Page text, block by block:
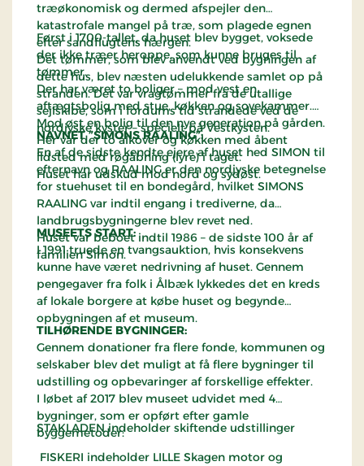
træøkonomisk og dermed afspejler den
katastrofale mangel på træ, som plagede egnen
efter sandflugtens hærgen.
Det tømmer, som blev anvendt ved bygningen af
dette hus, blev næsten udelukkende samlet op på
stranden. Det var vragtømmer fra de utallige
sejlskibe, som i fordums tid strandede ved de
nordjyske kyster – specielt på Vestkysten.
Først i 1700-tallet, da huset blev bygget, voksede
der ikke træer heroppe, som kunne bruges til
tømmer.
Der har været to boliger – mod vest en
aftægtsbolig med stue, køkken og sovekammer.
Mod øst en bolig til den nye generation på gården.
Her var der to alkover og køkken med åbent
ildsted med røgåbning (lyre) i taget.
Huset har udskud mod nord og sydøst.
NAVNET ”SIMONS RAALING”:
En af de sidste kendte ejere af huset hed SIMON til
efternavn og RAALING er den nordjyske betegnelse
for stuehuset til en bondegård, hvilket SIMONS
RAALING var indtil engang i trediverne, da
landbrugsbygningerne blev revet ned.
Huset var beboet indtil 1986 – de sidste 100 år af
familien Simon.
MUSEETS START:
I 1991 truede en tvangsauktion, hvis konsekvens
kunne have været nedrivning af huset. Gennem
pengegaver fra folk i Ålbæk lykkedes det en kreds
af lokale borgere at købe huset og begynde
opbygningen af et museum.
TILHØRENDE BYGNINGER:
Gennem donationer fra flere fonde, kommunen og
selskaber blev det muligt at få flere bygninger til
udstilling og opbevaringer af forskellige effekter.
I løbet af 2017 blev museet udvidet med 4
bygninger, som er opført efter gamle
byggemetoder:
STAKLADEN indeholder skiftende udstillinger
FISKERI indeholder LILLE Skagen motor og